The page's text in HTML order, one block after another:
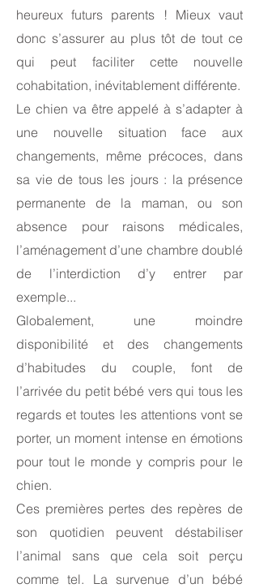
heureux futurs parents ! Mieux vaut
donc s’assurer au plus tôt de tout ce
qui peut faciliter cette nouvelle
cohabitation, inévitablement différente.
Le chien va être appelé à s’adapter à
une nouvelle situation face aux
changements, même précoces, dans
sa vie de tous les jours : la présence
permanente de la maman, ou son
absence pour raisons médicales,
l’aménagement d’une chambre doublé
de l’interdiction d’y entrer par
exemple...
Globalement, une moindre
disponibilité et des changements
d’habitudes du couple, font de
l’arrivée du petit bébé vers qui tous les
regards et toutes les attentions vont se
porter, un moment intense en émotions
pour tout le monde y compris pour le
chien.
Ces premières pertes des repères de
son quotidien peuvent déstabiliser
l’animal sans que cela soit perçu
comme tel. La survenue d’un bébé